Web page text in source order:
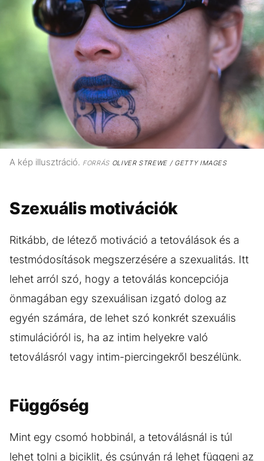
A kép illusztráció. FORRÁSOLIVER STREWE / GETTY IMAGES
Szexuális motivációk
Ritkább, de létező motiváció a tetoválások és a
testmódosítások megszerzésére a szexualitás. Itt
lehet arról szó, hogy a tetoválás koncepciója
önmagában egy szexuálisan izgató dolog az
egyén számára, de lehet szó konkrét szexuális
stimulációról is, ha az intim helyekre való
tetoválásról vagy intim-piercingekről beszélünk.
Függőség
Mint egy csomó hobbinál, a tetoválásnál is túl
lehet tolni a biciklit, és csúnyán rá lehet függeni az